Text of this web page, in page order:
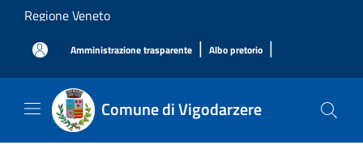
Salta al contenuto principale
Regione Veneto
Amministrazione trasparente | Albo pretorio |
Comune di Vigodarzere